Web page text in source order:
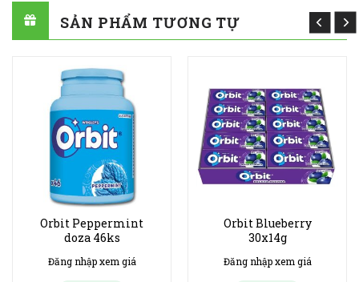
SẢN PHẨM TƯƠNG TỰ
Orbit Peppermint
doza 46ks
Đăng nhập xem giá
Orbit Blueberry
30x14g
Đăng nhập xem giá